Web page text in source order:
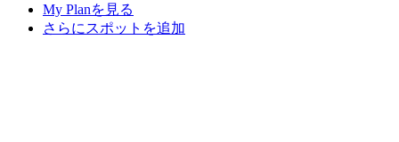
My Planを見る
さらにスポットを追加